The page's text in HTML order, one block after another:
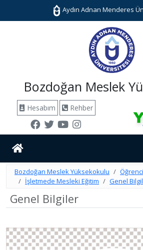
Aydın Adnan Menderes
Bozdoğan Meslek
Hesabım Rehber
Bozdoğan Meslek Yüksekokulu
Öğrenci
İşletmede Mesleki Eğitim
Genel
Genel Bilgiler